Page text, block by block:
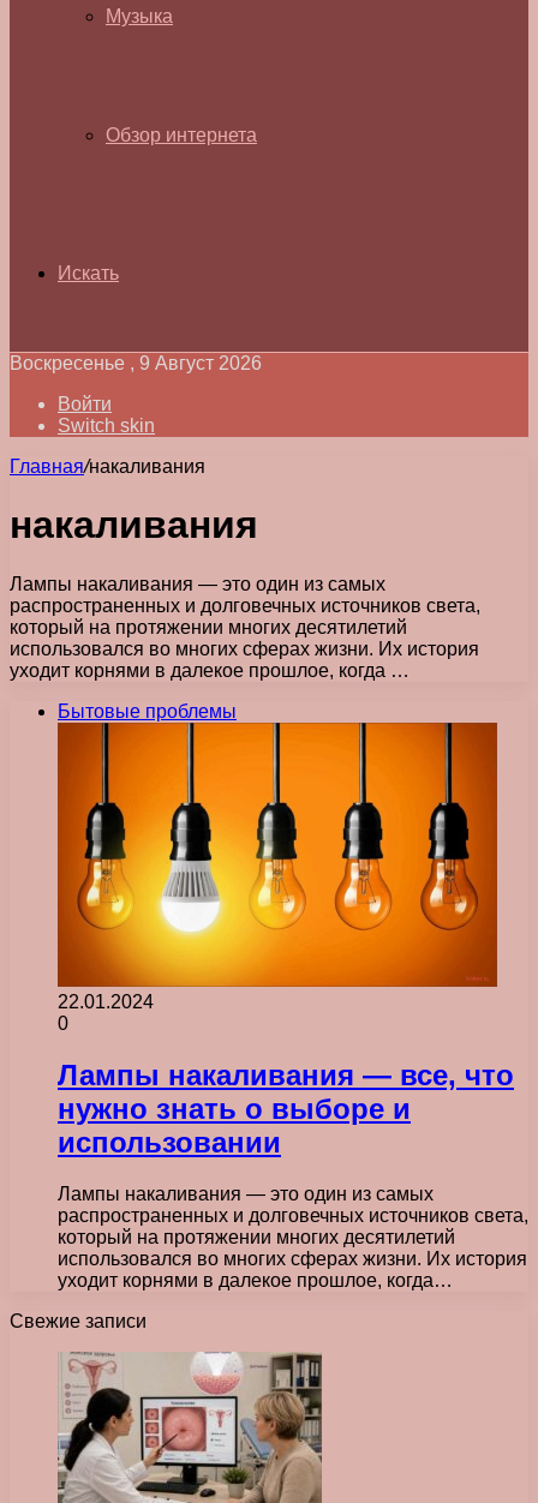
Музыка
Обзор интернета
Искать
Воскресенье , 9 Август 2026
Войти
Switch skin
Главная/накаливания
накаливания
Лампы накаливания — это один из самых
распространенных и долговечных источников света,
который на протяжении многих десятилетий
использовался во многих сферах жизни. Их история
уходит корнями в далекое прошлое, когда …
Бытовые проблемы
22.01.2024
0
Лампы накаливания — все, что
нужно знать о выборе и
использовании
Лампы накаливания — это один из самых
распространенных и долговечных источников света,
который на протяжении многих десятилетий
использовался во многих сферах жизни. Их история
уходит корнями в далекое прошлое, когда…
Свежие записи